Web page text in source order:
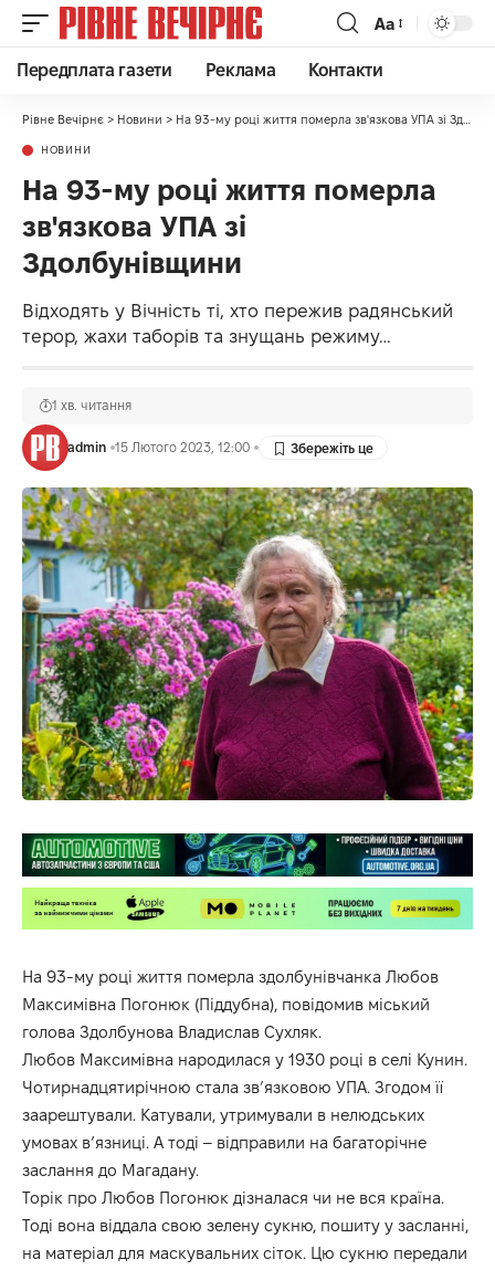
Аа
Передплата газети Реклама Контакти
Рівне Вечірнє > Новини > На 93-му році життя померла зв'язкова УПА зі Здолбунівщини
НОВИНИ
На 93-му році життя померла
зв'язкова УПА зі
Здолбунівщини
Відходять у Вічність ті, хто пережив радянський
терор, жахи таборів та знущань режиму…
admin 15 Лютого 2023, 12:00
1 хв. читання
На 93-му році життя померла здолбунівчанка Любов
Максимівна Погонюк (Піддубна), повідомив міський
голова Здолбунова Владислав Сухляк.
Любов Максимівна народилася у 1930 році в селі Кунин.
Чотирнадцятирічною стала зв’язковою УПА. Згодом її
заарештували. Катували, утримували в нелюдських
умовах в’язниці. А тоді – відправили на багаторічне
заслання до Магадану.
Торік про Любов Погонюк дізналася чи не вся країна.
Тоді вона віддала свою зелену сукню, пошиту у засланні,
на матеріал для маскувальних сіток. Цю сукню передали